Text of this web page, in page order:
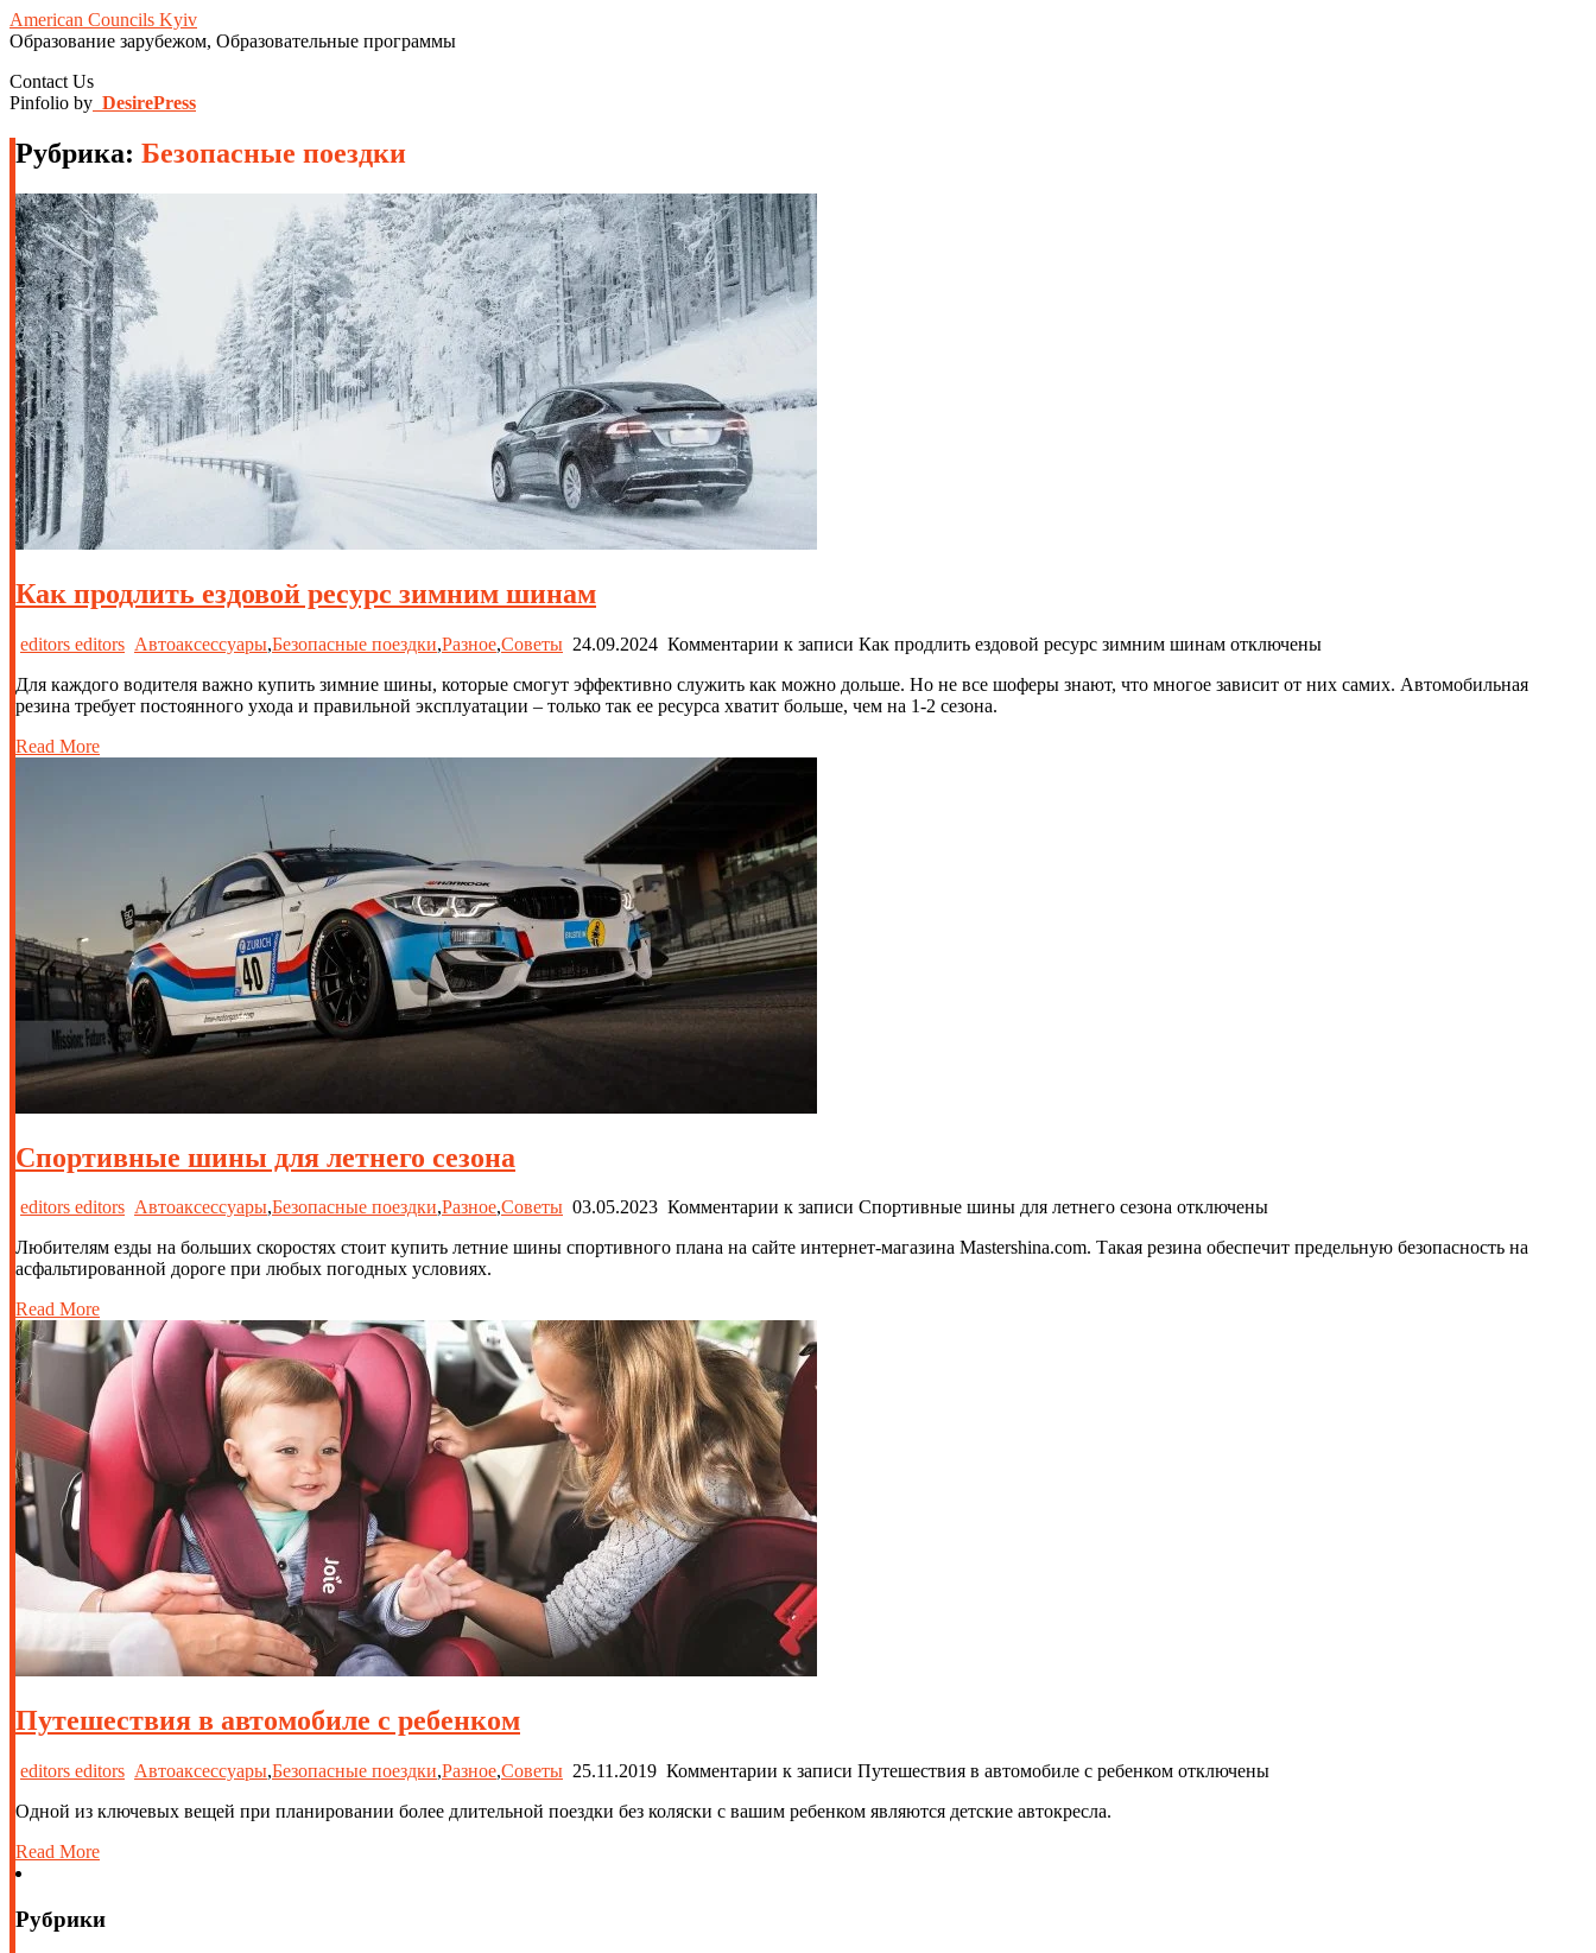
American Councils Kyiv
Образование зарубежом, Образовательные программы
Contact Us
Pinfolio by DesirePress
Рубрика: Безопасные поездки
Как продлить ездовой ресурс зимним шинам
editors editors Автоаксессуары,Безопасные поездки,Разное,Советы 24.09.2024 Комментарии к записи Как продлить ездовой ресурс зимним шинам отключены
Для каждого водителя важно купить зимние шины, которые смогут эффективно служить как можно дольше. Но не все шоферы знают, что многое зависит от них самих. Автомобильная
резина требует постоянного ухода и правильной эксплуатации – только так ее ресурса хватит больше, чем на 1-2 сезона.
Read More
Спортивные шины для летнего сезона
editors editors Автоаксессуары,Безопасные поездки,Разное,Советы 03.05.2023 Комментарии к записи Спортивные шины для летнего сезона отключены
Любителям езды на больших скоростях стоит купить летние шины спортивного плана на сайте интернет-магазина Mastershina.com. Такая резина обеспечит предельную безопасность на
асфальтированной дороге при любых погодных условиях.
Read More
Путешествия в автомобиле с ребенком
editors editors Автоаксессуары,Безопасные поездки,Разное,Советы 25.11.2019 Комментарии к записи Путешествия в автомобиле с ребенком отключены
Одной из ключевых вещей при планировании более длительной поездки без коляски с вашим ребенком являются детские автокресла.
Read More
Рубрики